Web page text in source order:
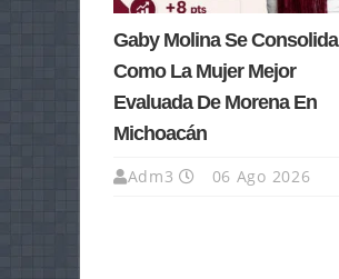
Gaby Molina Se Consolida
Como La Mujer Mejor
Evaluada De Morena En
Michoacán
Adm3 06 Ago 2026